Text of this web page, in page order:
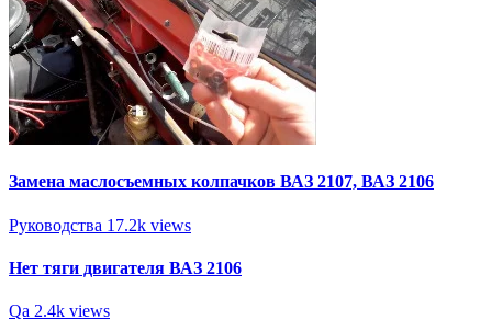
Замена маслосъемных колпачков ВАЗ 2107, ВАЗ 2106
Руководства 17.2k views
Нет тяги двигателя ВАЗ 2106
Qa 2.4k views